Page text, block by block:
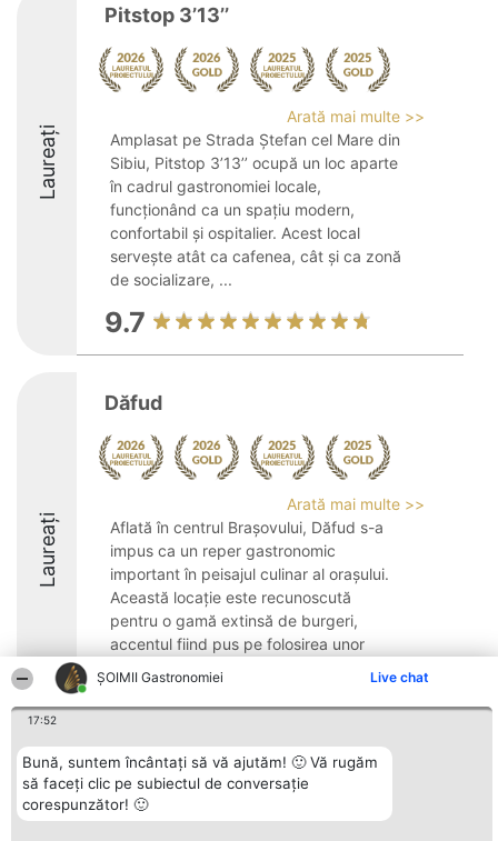
ȘOIMII Gastronomiei Live chat
17:52
Bună, suntem încântați să vă ajutăm! 🙂 Vă rugăm
să faceți clic pe subiectul de conversație
corespunzător! 🙂
Laureați
Pitstop 3’13’’
Arată mai multe >>
Amplasat pe Strada Ștefan cel Mare din
Sibiu, Pitstop 3’13’’ ocupă un loc aparte
în cadrul gastronomiei locale,
funcționând ca un spațiu modern,
confortabil și ospitalier. Acest local
servește atât ca cafenea, cât și ca zonă
de socializare, ...
9.7
Laureați
Dăfud
Arată mai multe >>
Aflată în centrul Brașovului, Dăfud s-a
impus ca un reper gastronomic
important în peisajul culinar al orașului.
Această locație este recunoscută
pentru o gamă extinsă de burgeri,
accentul fiind pus pe folosirea unor
9.8
Organizator Ranking
BRIGHT SOLUTIONS BR SRL
Aleea Timisul De Sus 2 Bl. A30
Plebiscyt
Lista Tuturor